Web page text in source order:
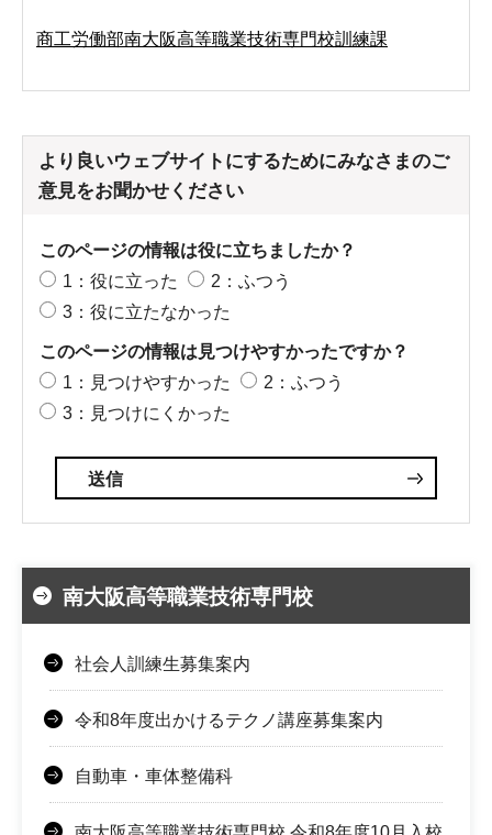
商工労働部南大阪高等職業技術専門校訓練課
より良いウェブサイトにするためにみなさまのご
意見をお聞かせください
このページの情報は役に立ちましたか？
1：役に立った
2：ふつう
3：役に立たなかった
このページの情報は見つけやすかったですか？
1：見つけやすかった
2：ふつう
3：見つけにくかった
南大阪高等職業技術専門校
社会人訓練生募集案内
令和8年度出かけるテクノ講座募集案内
自動車・車体整備科